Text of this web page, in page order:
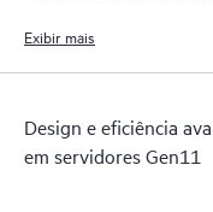
Exibir mais
Design e eficiência
em servidores Gen11